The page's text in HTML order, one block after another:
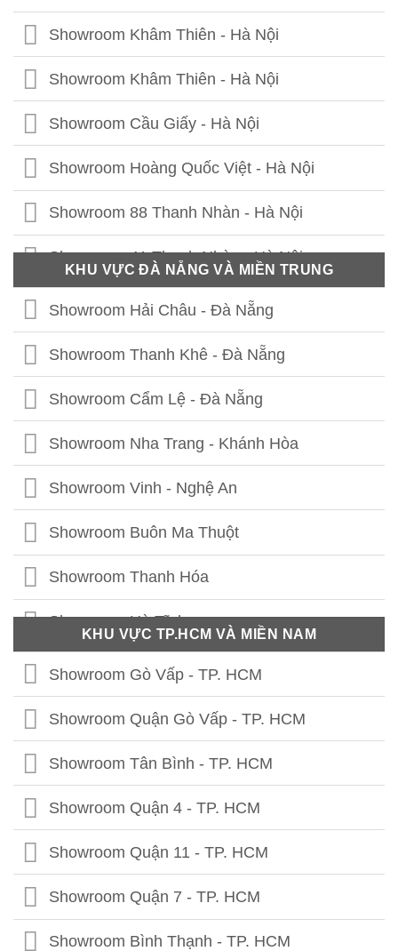
Showroom Khâm Thiên - Hà Nội
Showroom Khâm Thiên - Hà Nội
Showroom Cầu Giấy - Hà Nội
Showroom Hoàng Quốc Việt - Hà Nội
Showroom 88 Thanh Nhàn - Hà Nội
Showroom 41 Thanh Nhàn - Hà Nội
Showroom Thái Thịnh - Hà Nội
Showroom Lê Chân - Hải Phòng
Showroom Hạ Long - Quảng Ninh
Showroom Bắc Ninh
Showroom Hưng Yên
Showroom Thái Bình
Showroom Vĩnh Phúc
Showroom Thái Nguyên
Showroom Phú Thọ
Showroom Tuyên Quang
Showroom Hà Giang
Showroom Cao Bằng
Showroom Lạng Sơn
Showroom Bắc Kạn
Showroom Bắc Giang
KHU VỰC ĐÀ NẴNG VÀ MIỀN TRUNG
Showroom Hải Châu - Đà Nẵng
Showroom Thanh Khê - Đà Nẵng
Showroom Cẩm Lệ - Đà Nẵng
Showroom Nha Trang - Khánh Hòa
Showroom Vinh - Nghệ An
Showroom Buôn Ma Thuột
Showroom Thanh Hóa
Showroom Hà Tĩnh
Showroom Quảng Bình
Showroom Quảng Trị
Showroom Thừa Thiên Huế
Showroom Quảng Nam
Showroom Quảng Ngãi
Showroom Bình Định
Showroom Phú Yên
KHU VỰC TP.HCM VÀ MIỀN NAM
Showroom Gò Vấp - TP. HCM
Showroom Quận Gò Vấp - TP. HCM
Showroom Tân Bình - TP. HCM
Showroom Quận 4 - TP. HCM
Showroom Quận 11 - TP. HCM
Showroom Quận 7 - TP. HCM
Showroom Bình Thạnh - TP. HCM